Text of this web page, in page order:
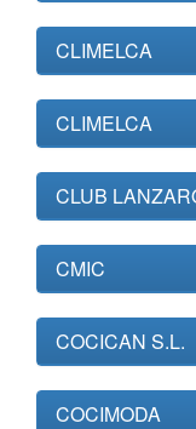
CLIMELCA
CLIMELCA
CLUB
CMIC
COCICAN S.L.
COCIMODA